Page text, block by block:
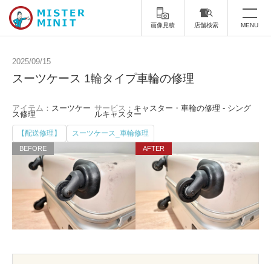
画像見積 店舗検索 MENU
ミスターミニットについて
修理サービス・料金
スーツケース修理 靴修理
スニーカー修理 靴磨き
カバンの修理 時計修理・電池交換
合鍵の作製
2025/09/15
スーツケース 1輪タイプ車輪の修理
アイテム： スーツケー
ス修理
サービス： キャスター・車輪の修理 - シング
ルキャスター
【配送修理】 スーツケース_車輪修理